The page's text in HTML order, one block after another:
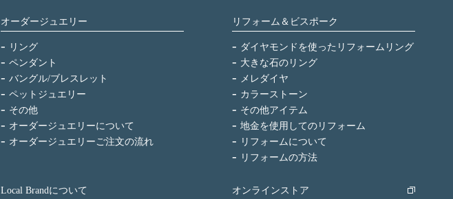
オーダージュエリー
リング
ペンダント
バングル/ブレスレット
ペットジュエリー
その他
オーダージュエリーについて
オーダージュエリーご注文の流れ
リフォーム＆ビスポーク
ダイヤモンドを使ったリフォームリング
大きな石のリング
メレダイヤ
カラーストーン
その他アイテム
地金を使用してのリフォーム
リフォームについて
リフォームの方法
Local Brandについて オンラインストア